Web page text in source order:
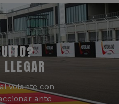
volante con
ante